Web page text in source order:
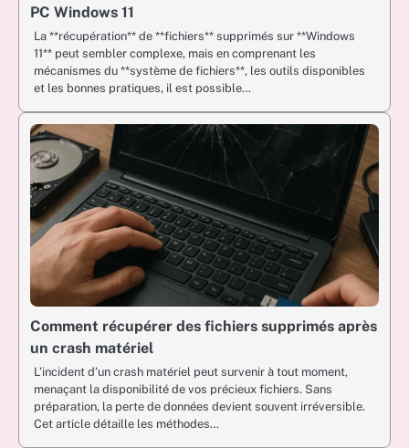
PC Windows 11
La **récupération** de **fichiers** supprimés sur **Windows
11** peut sembler complexe, mais en comprenant les
mécanismes du **système de fichiers**, les outils disponibles
et les bonnes pratiques, il est possible…
Comment récupérer des fichiers supprimés après
un crash matériel
L’incident d’un crash matériel peut survenir à tout moment,
menaçant la disponibilité de vos précieux fichiers. Sans
préparation, la perte de données devient souvent irréversible.
Cet article détaille les méthodes…